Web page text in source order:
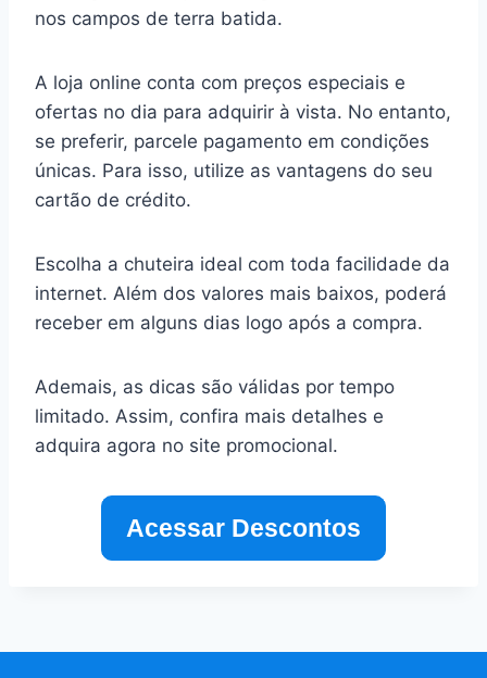
nos campos de terra batida.
A loja online conta com preços especiais e
ofertas no dia para adquirir à vista. No entanto,
se preferir, parcele pagamento em condições
únicas. Para isso, utilize as vantagens do seu
cartão de crédito.
Escolha a chuteira ideal com toda facilidade da
internet. Além dos valores mais baixos, poderá
receber em alguns dias logo após a compra.
Ademais, as dicas são válidas por tempo
limitado. Assim, confira mais detalhes e
adquira agora no site promocional.
Acessar Descontos